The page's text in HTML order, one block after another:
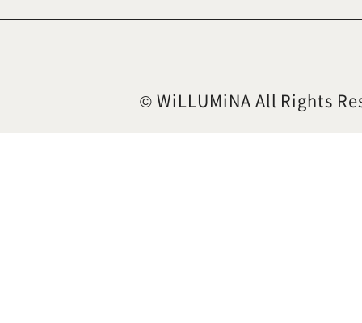
© WiLLUMiNA All Rights